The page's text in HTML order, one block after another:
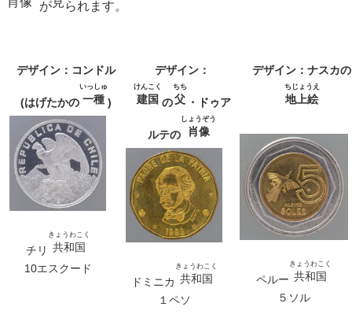
が られます。
デザイン：コンドル
(はげたかの 一種
いっしゅ
)
チリ 共和国
きょうわこく
10エスクード
デザイン：
建国
けんこく
の父
ちち
・ドゥア
ルテの 肖像
しょうぞう
ドミニカ 共和国
きょうわこく
１ペソ
デザイン：ナスカの
地上絵
ちじょうえ
ペルー 共和国
きょうわこく
５ソル